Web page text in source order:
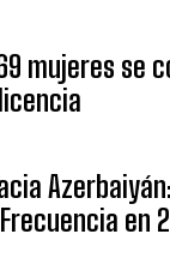
mujeres se
en